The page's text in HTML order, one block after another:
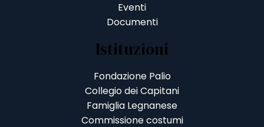
Eventi
Documenti
Istituzioni
Fondazione Palio
Collegio dei Capitani
Famiglia Legnanese
Commissione costumi